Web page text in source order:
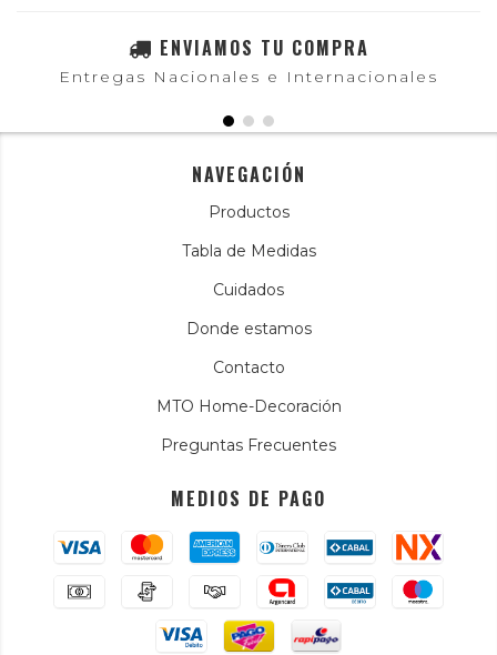
ENVIAMOS TU COMPRA
Entregas Nacionales e Internacionales
NAVEGACIÓN
Productos
Tabla de Medidas
Cuidados
Donde estamos
Contacto
MTO Home-Decoración
Preguntas Frecuentes
MEDIOS DE PAGO